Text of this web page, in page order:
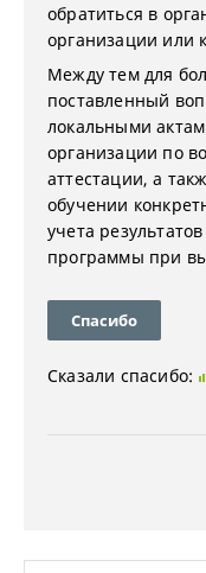
обратиться в
организации или
Между тем для
поставленный
локальными
организации по
аттестации, а
обучении
учета
программы при
Спасибо
Сказали спасибо: